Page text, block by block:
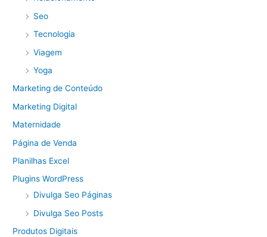
Seo
Tecnologia
Viagem
Yoga
Marketing de Conteúdo
Marketing Digital
Maternidade
Página de Venda
Planilhas Excel
Plugins WordPress
Divulga Seo Páginas
Divulga Seo Posts
Produtos Digitais